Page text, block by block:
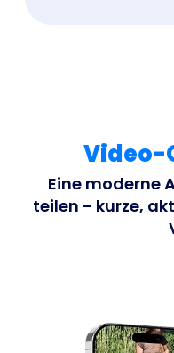
Video-
Eine moderne
teilen - kurze,